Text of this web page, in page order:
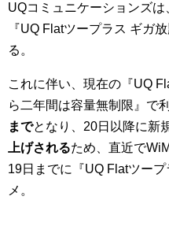
UQコミュニケーションズ
『UQ Flatツープラス ギガ
る。
これに伴い、現在の『UQ
ら二年間は容量無制限』で
までとなり、20日以降に新
上げされるため、直近で
19日までに『UQ Flatツー
メ。